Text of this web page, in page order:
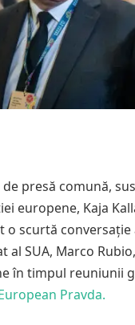
presă comună,
europene, Kaja
o scurtă
al SUA, Marco
în timpul reuniunii
Pravda.